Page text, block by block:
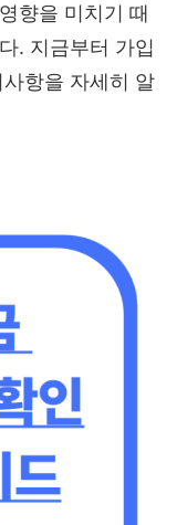
향을 미치기 때
. 지금부터 가입
항을 자세히 알